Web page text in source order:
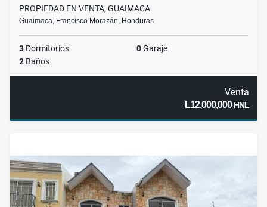
PROPIEDAD EN VENTA, GUAIMACA
Guaimaca, Francisco Morazán, Honduras
3 Dormitorios 0Garaje
2 Baños
Venta
L12,000,000HNL